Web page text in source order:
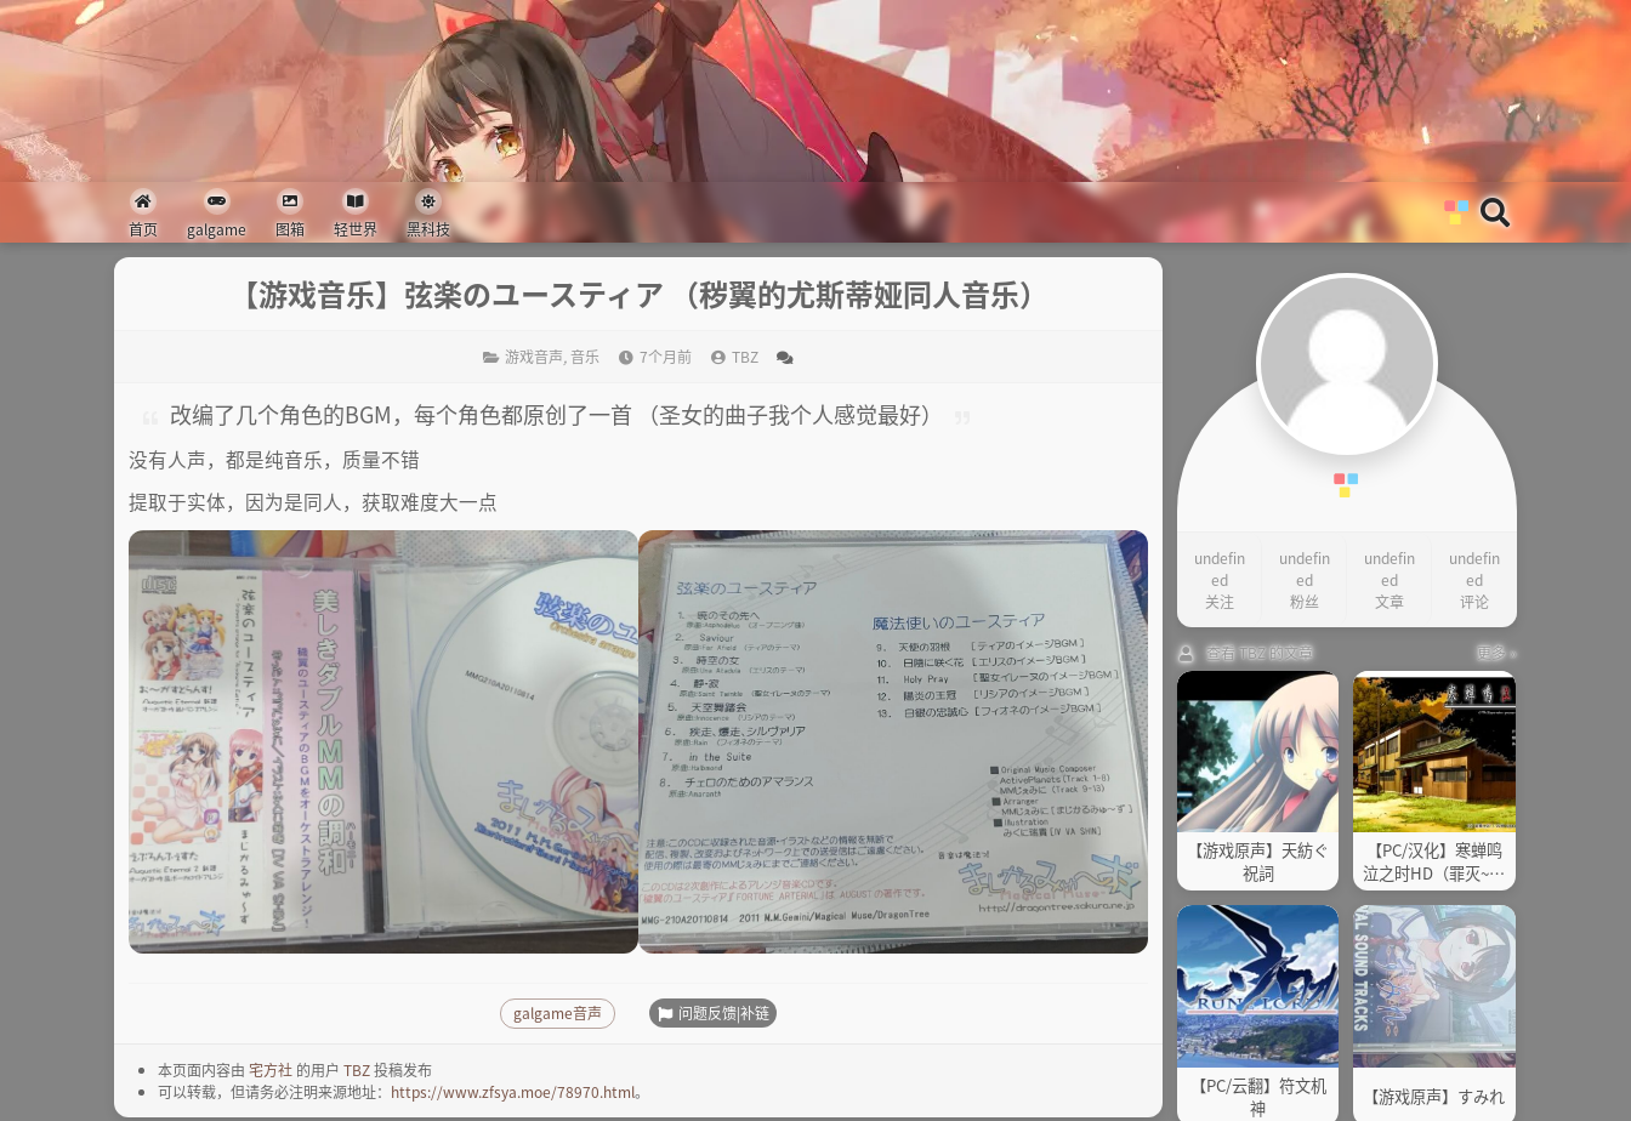
首页 galgame 图箱 轻世界 黑科技
【游戏音乐】弦楽のユースティア （秽翼的尤斯蒂娅同人音乐）
游戏音声,音乐 7个月前 TBZ
改编了几个角色的BGM，每个角色都原创了一首 （圣女的曲子我个人感觉最好）
没有人声，都是纯音乐，质量不错
提取于实体，因为是同人，获取难度大一点
galgame音声 问题反馈|补链
本页面内容由 宅方社 的用户 TBZ投稿发布
可以转载，但请务必注明来源地址： https://www.zfsya.moe/78970.html。
undefin
ed
关注
undefin
ed
粉丝
undefin
ed
文章
undefin
ed
评论
查看 TBZ 的文章 更多 »
【游戏原声】天紡ぐ
祝詞
【PC/汉化】寒蝉鸣
泣之时HD（罪灭~皆
杀~祭囃）
【PC/云翻】符文机
神
【游戏原声】すみれ